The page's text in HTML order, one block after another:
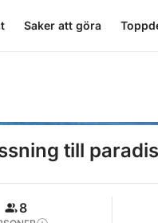
Saker att göra
till
8